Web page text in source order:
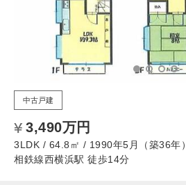
中古戸建
3,490万円
3LDK / 64.8㎡ / 1990年5月（築36年）
相鉄線西横浜駅 徒歩14分